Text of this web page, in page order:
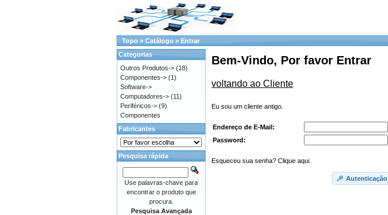
Topo » Catálogo » Entrar
Bem-Vindo, Por favor Entrar
voltando ao Cliente
Eu sou um cliente antigo.
Endereço de E-Mail:
Password:
Esqueceu sua senha? Clique aqui.
Autenticação
Categorias
Outros Produtos-> (18)
Componentes-> (1)
Software->
Computadores-> (11)
Periféricos-> (9)
Componentes
Fabricantes
Pesquisa rápida
Use palavras-chave para
encontrar o produto que
procura.
Pesquisa Avançada